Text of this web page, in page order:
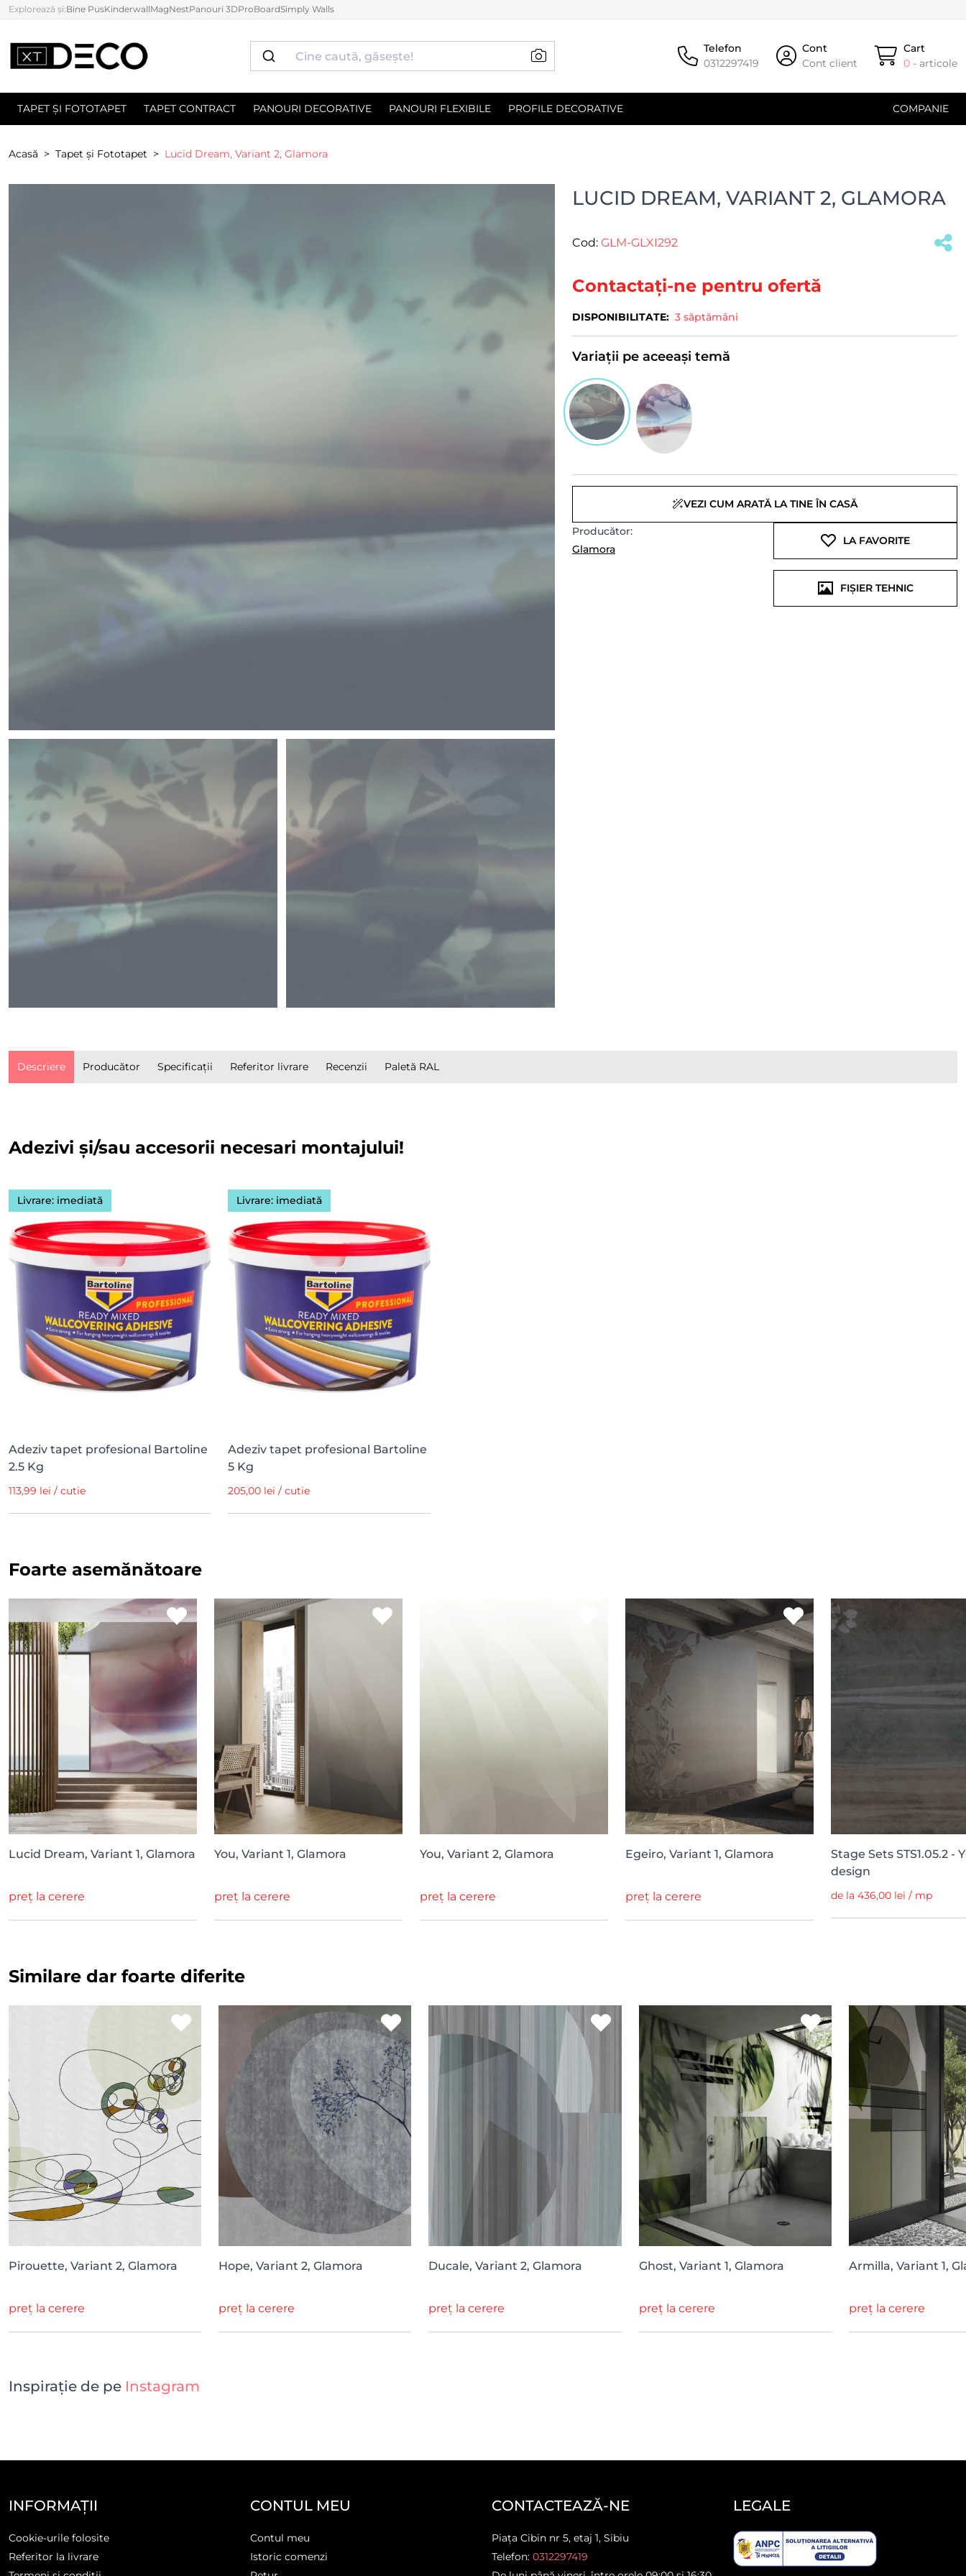
Explorează și:Bine PusKinderwallMagNestPanouri 3DProBoardSimply Walls
Telefon
0312297419
Cont
Cont client
Cart
0 - articole
TAPET ȘI FOTOTAPET TAPET CONTRACT PANOURI DECORATIVE PANOURI FLEXIBILE PROFILE DECORATIVE COMPANIE
Acasă Tapet și Fototapet Lucid Dream, Variant 2, Glamora
LUCID DREAM, VARIANT 2, GLAMORA
Cod: GLM-GLXI292
Contactați-ne pentru ofertă
DISPONIBILITATE: 3 săptămâni
Variații pe aceeași temă
VEZI CUM ARATĂ LA TINE ÎN CASĂ
Producător:
Glamora
LA FAVORITE
FIȘIER TEHNIC
Descriere Producător Specificații Referitor livrare Recenzii Paletă RAL
Adezivi și/sau accesorii necesari montajului!
Livrare: imediată
Adeziv tapet profesional Bartoline
2.5 Kg
113,99 lei / cutie
Livrare: imediată
Adeziv tapet profesional Bartoline
5 Kg
205,00 lei / cutie
Foarte asemănătoare
Lucid Dream, Variant 1, Glamora
preț la cerere
You, Variant 1, Glamora
preț la cerere
You, Variant 2, Glamora
preț la cerere
Egeiro, Variant 1, Glamora
preț la cerere
Stage Sets STS1.05.2 -
design
de la 436,00 lei / mp
Similare dar foarte diferite
Pirouette, Variant 2, Glamora
preț la cerere
Hope, Variant 2, Glamora
preț la cerere
Ducale, Variant 2, Glamora
preț la cerere
Ghost, Variant 1, Glamora
preț la cerere
Armilla, Variant 1,
preț la cerere
Inspirație de pe Instagram
INFORMAȚII
Cookie-urile folosite
Referitor la livrare
CONTUL MEU
Contul meu
Istoric comenzi
CONTACTEAZĂ-NE
Piața Cibin nr 5, etaj 1, Sibiu
Telefon: 0312297419
LEGALE